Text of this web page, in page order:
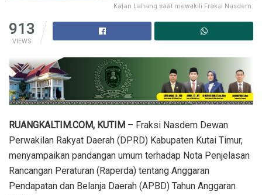
Kajan Lahang saat mewakili Fraksi Nasdem.
913
VIEWS
RUANGKALTIM.COM, KUTIM – Fraksi Nasdem Dewan
Perwakilan Rakyat Daerah (DPRD) Kabupaten Kutai Timur,
menyampaikan pandangan umum terhadap Nota Penjelasan
Rancangan Peraturan (Raperda) tentang Anggaran
Pendapatan dan Belanja Daerah (APBD) Tahun Anggaran